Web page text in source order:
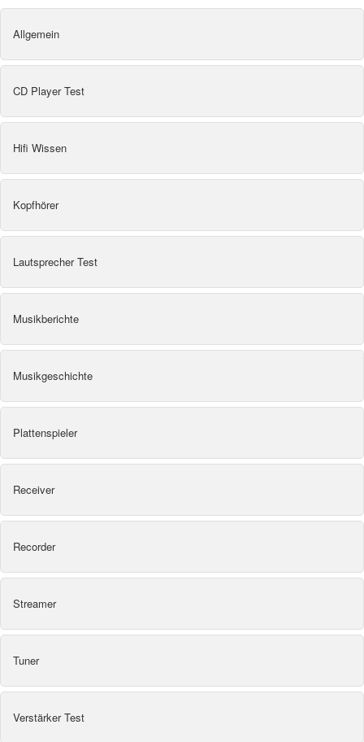
Allgemein
CD Player Test
Hifi Wissen
Kopfhörer
Lautsprecher Test
Musikberichte
Musikgeschichte
Plattenspieler
Receiver
Recorder
Streamer
Tuner
Verstärker Test